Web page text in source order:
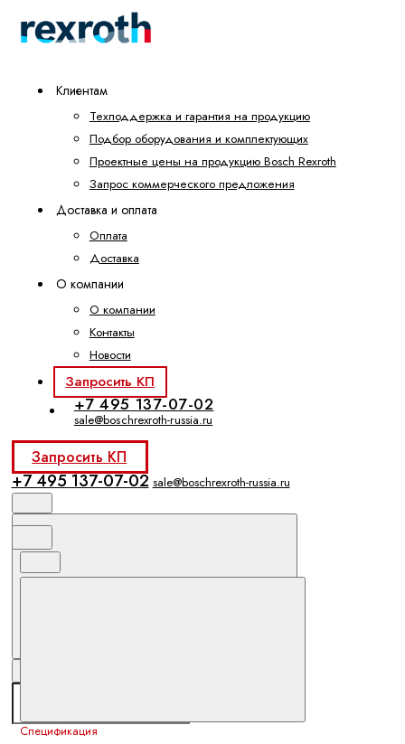
Клиентам
Техподдержка и гарантия на продукцию
Подбор оборудования и комплектующих
Проектные цены на продукцию Bosch Rexroth
Запрос коммерческого предложения
Доставка и оплата
Оплата
Доставка
О компании
О компании
Контакты
Новости
Запросить КП
+7 495 137-07-02
sale@boschrexroth-russia.ru
Запросить КП
+7 495 137-07-02 sale@boschrexroth-russia.ru
Спецификация